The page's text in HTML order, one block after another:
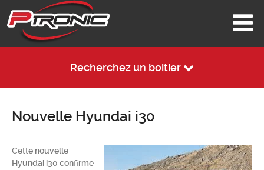
Recherchez un boitier
Nouvelle Hyundai i30
Cette nouvelle
Hyundai i30 confirme